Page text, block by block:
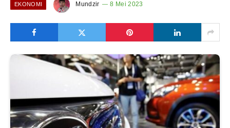
EKONOMI Mundzir 8 Mei 2023